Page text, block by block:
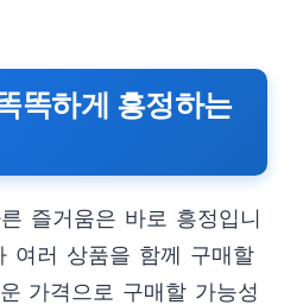
똑하게 흥정하는
즐거움은 바로 흥정입니
여러 상품을 함께 구매할
가격으로 구매할 가능성